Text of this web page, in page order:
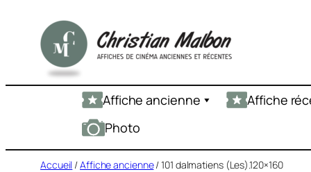
contenu
Affiche ancienne Affiche
Photo
Accueil /Affiche ancienne/ 101 dalmatiens (Les).120×160